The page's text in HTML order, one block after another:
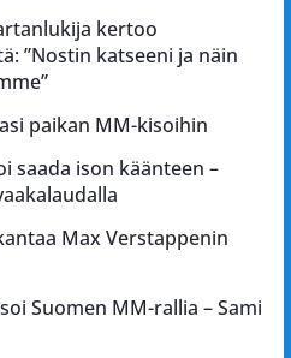
kertoo
”Nostin katseeni ja näin
paikan MM-kisoihin
saada ison käänteen –
Max Verstappenin
Suomen MM-rallia – Sami